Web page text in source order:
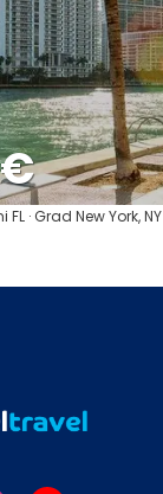
Vidjeti
FL · Grad New York, NY